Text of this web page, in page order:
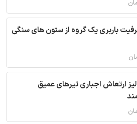
باربری یک گروه از ستون های سنگی
ارتعاش اجباری تیرهای عمیق